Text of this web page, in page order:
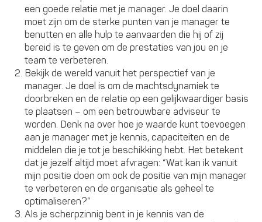
een goede relatie met je manager. Je doel daarin
moet zijn om de sterke punten van je manager te
benutten en alle hulp te aanvaarden die hij of zij
bereid is te geven om de prestaties van jou en je
team te verbeteren.
Bekijk de wereld vanuit het perspectief van je
manager. Je doel is om de machtsdynamiek te
doorbreken en de relatie op een gelijkwaardiger basis
te plaatsen – om een betrouwbare adviseur te
worden. Denk na over hoe je waarde kunt toevoegen
aan je manager met je kennis, capaciteiten en de
middelen die je tot je beschikking hebt. Het betekent
dat je jezelf altijd moet afvragen: “Wat kan ik vanuit
mijn positie doen om ook de positie van mijn manager
te verbeteren en de organisatie als geheel te
optimaliseren?”
Als je scherpzinnig bent in je kennis van de